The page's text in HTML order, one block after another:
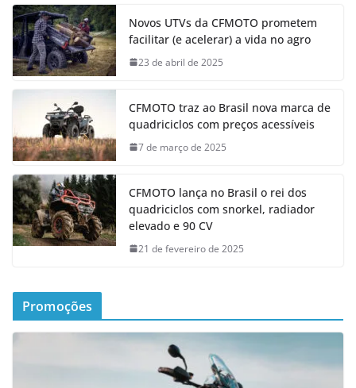
Novos UTVs da CFMOTO prometem
facilitar (e acelerar) a vida no agro
23 de abril de 2025
CFMOTO traz ao Brasil nova marca de
quadriciclos com preços acessíveis
7 de março de 2025
CFMOTO lança no Brasil o rei dos
quadriciclos com snorkel, radiador
elevado e 90 CV
21 de fevereiro de 2025
Promoções